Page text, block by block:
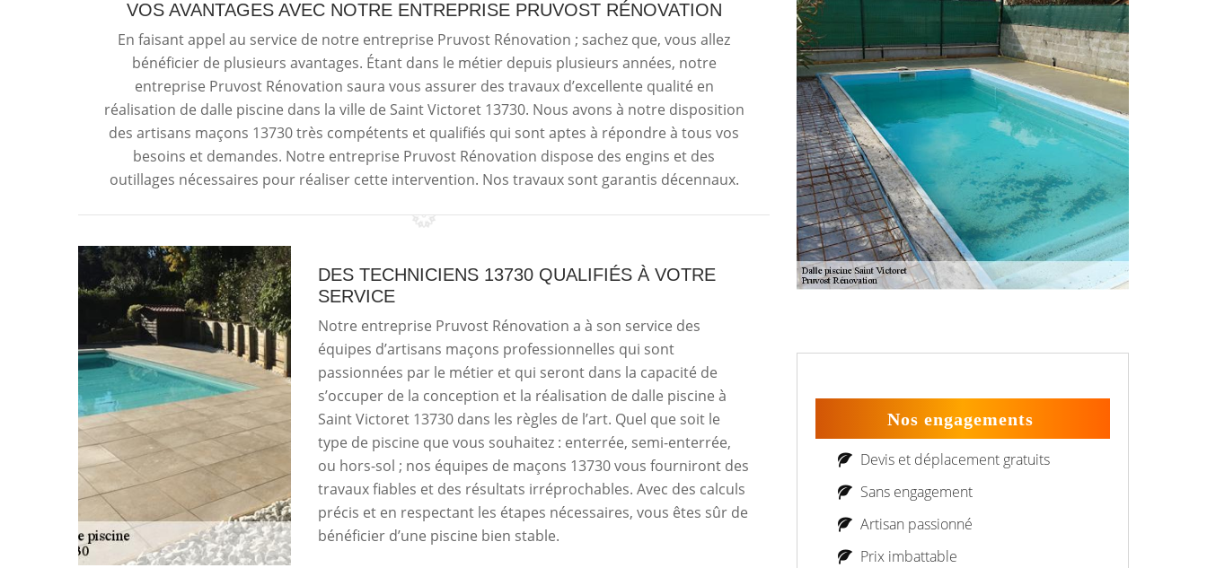
VOS AVANTAGES AVEC NOTRE ENTREPRISE PRUVOST RÉNOVATION
En faisant appel au service de notre entreprise Pruvost Rénovation ; sachez que, vous allez
bénéficier de plusieurs avantages. Étant dans le métier depuis plusieurs années, notre
entreprise Pruvost Rénovation saura vous assurer des travaux d’excellente qualité en
réalisation de dalle piscine dans la ville de Saint Victoret 13730. Nous avons à notre disposition
des artisans maçons 13730 très compétents et qualifiés qui sont aptes à répondre à tous vos
besoins et demandes. Notre entreprise Pruvost Rénovation dispose des engins et des
outillages nécessaires pour réaliser cette intervention. Nos travaux sont garantis décennaux.
DES TECHNICIENS 13730 QUALIFIÉS À VOTRE
SERVICE
Notre entreprise Pruvost Rénovation a à son service des
équipes d’artisans maçons professionnelles qui sont
passionnées par le métier et qui seront dans la capacité de
s’occuper de la conception et la réalisation de dalle piscine à
Saint Victoret 13730 dans les règles de l’art. Quel que soit le
type de piscine que vous souhaitez : enterrée, semi-enterrée,
ou hors-sol ; nos équipes de maçons 13730 vous fourniront des
travaux fiables et des résultats irréprochables. Avec des calculs
précis et en respectant les étapes nécessaires, vous êtes sûr de
bénéficier d’une piscine bien stable.
Nos engagements
Devis et déplacement gratuits
Sans engagement
Artisan passionné
Prix imbattable